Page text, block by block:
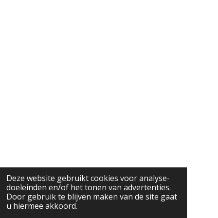
Deze website gebruikt cookies voor analyse-
doeleinden en/of het tonen van advertenties.
Door gebruik te blijven maken van de site gaat
u hiermee akkoord.